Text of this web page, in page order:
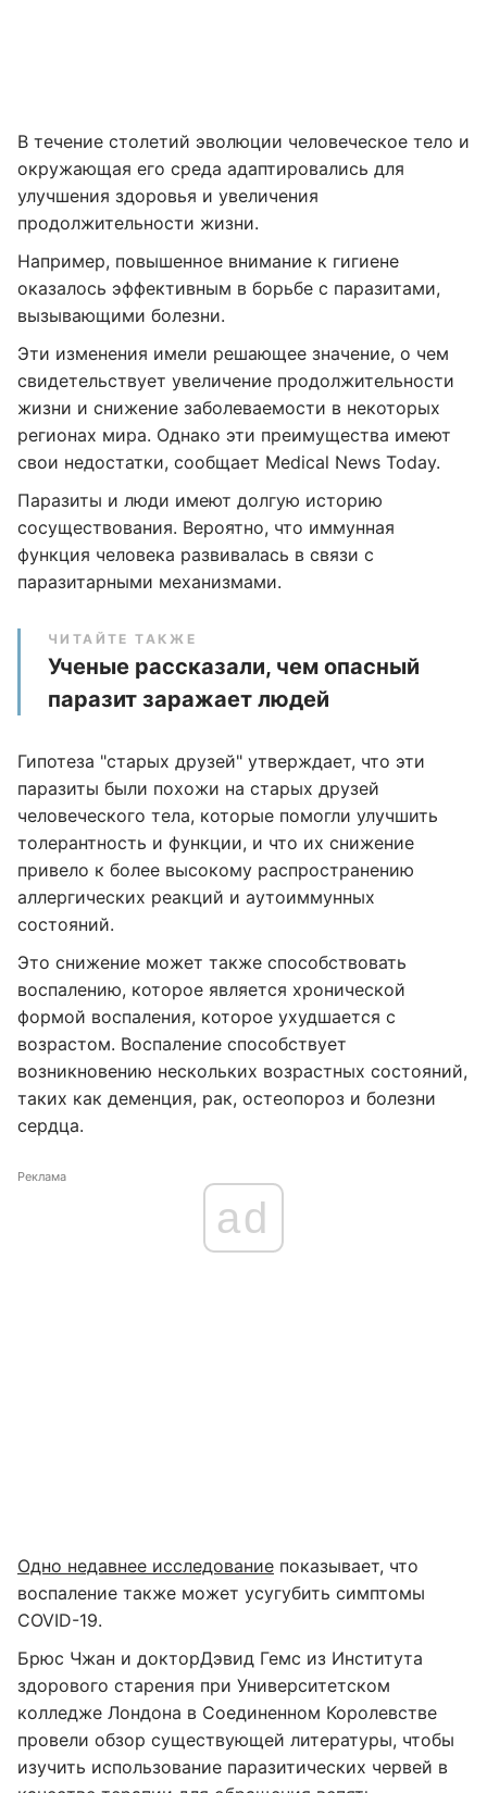
В течение столетий эволюции человеческое тело и
окружающая его среда адаптировались для
улучшения здоровья и увеличения
продолжительности жизни.
Например, повышенное внимание к гигиене
оказалось эффективным в борьбе с паразитами,
вызывающими болезни.
Эти изменения имели решающее значение, о чем
свидетельствует увеличение продолжительности
жизни и снижение заболеваемости в некоторых
регионах мира. Однако эти преимущества имеют
свои недостатки, сообщает Medical News Today.
Паразиты и люди имеют долгую историю
сосуществования. Вероятно, что иммунная
функция человека развивалась в связи с
паразитарными механизмами.
ЧИТАЙТЕ ТАКЖЕ
Ученые рассказали, чем опасный
паразит заражает людей
Гипотеза "старых друзей" утверждает, что эти
паразиты были похожи на старых друзей
человеческого тела, которые помогли улучшить
толерантность и функции, и что их снижение
привело к более высокому распространению
аллергических реакций и аутоиммунных
состояний.
Это снижение может также способствовать
воспалению, которое является хронической
формой воспаления, которое ухудшается с
возрастом. Воспаление способствует
возникновению нескольких возрастных состояний,
таких как деменция, рак, остеопороз и болезни
сердца.
Реклама
ad
Одно недавнее исследование показывает, что
воспаление также может усугубить симптомы
COVID-19.
Брюс Чжан и докторДэвид Гемс из Института
здорового старения при Университетском
колледже Лондона в Соединенном Королевстве
провели обзор существующей литературы, чтобы
изучить использование паразитических червей в